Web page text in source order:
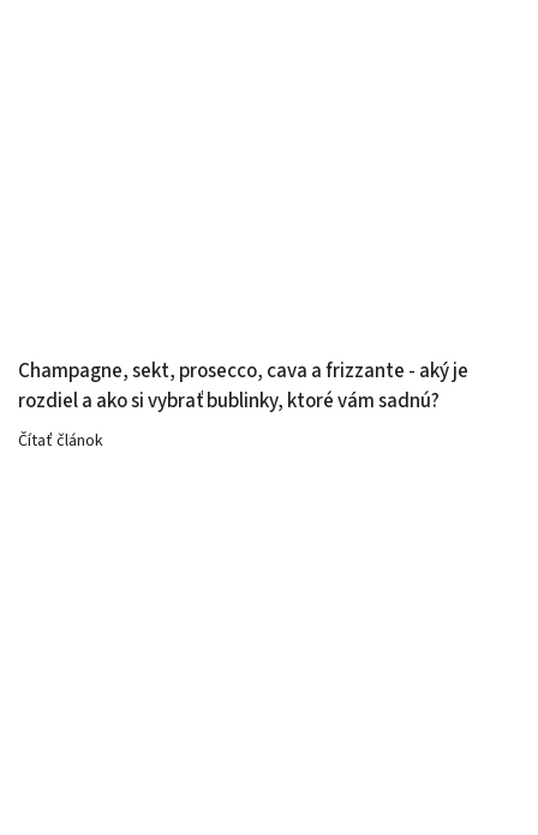
Champagne, sekt, prosecco, cava a frizzante - aký je
rozdiel a ako si vybrať bublinky, ktoré vám sadnú?
Čítať článok